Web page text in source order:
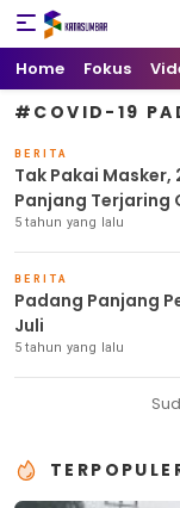
Kata Sumbar
Berita Sumbar
Home Fokus
#COVID-19
BERITA
Tak Pakai
Panjang Terjaring
5 tahun yang lalu
BERITA
Padang Panjang
Juli
5 tahun yang lalu